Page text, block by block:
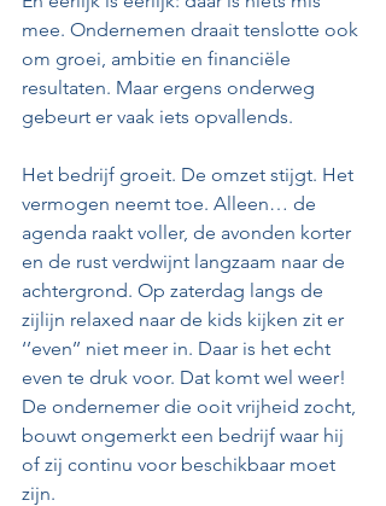
mee. Ondernemen draait tenslotte ook
om groei, ambitie en financiële
resultaten. Maar ergens onderweg
gebeurt er vaak iets opvallends.
Het bedrijf groeit. De omzet stijgt. Het
vermogen neemt toe. Alleen… de
agenda raakt voller, de avonden korter
en de rust verdwijnt langzaam naar de
achtergrond. Op zaterdag langs de
zijlijn relaxed naar de kids kijken zit er
‘’even’’ niet meer in. Daar is het echt
even te druk voor. Dat komt wel weer!
De ondernemer die ooit vrijheid zocht,
bouwt ongemerkt een bedrijf waar hij
of zij continu voor beschikbaar moet
zijn.